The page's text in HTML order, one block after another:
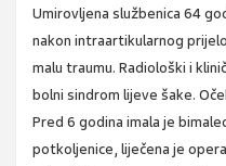
Umirovljena službenica 64
nakon intraartikularnog
malu traumu. Radiološki i
bolni sindrom lijeve šake.
Pred 6 godina imala je
potkoljenice, liječena je